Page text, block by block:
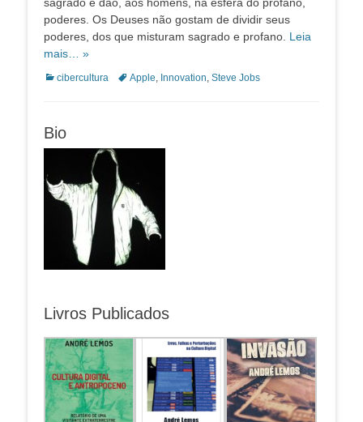
sagrado e dão, aos homens, na esfera do profano,
poderes. Os Deuses não gostam de dividir seus
poderes, dos que misturam sagrado e profano. Leia
mais… »
Categorias:
cibercultura Tags:Apple, Innovation, Steve Jobs
Bio
Livros Publicados